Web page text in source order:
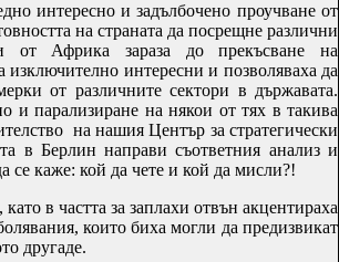
интересно и задълбочено проучване от
на страната да посрещне различни
от Африка зараза до прекъсване на
изключително интересни и позволяваха да
от различните сектори в държавата.
и парализиране на някои от тях в такива
на нашия Център за стратегически
в Берлин направи съответния анализ и
се каже: кой да чете и кой да мисли?!
в частта за заплахи отвън акцентираха
които биха могли да предизвикат
другаде.